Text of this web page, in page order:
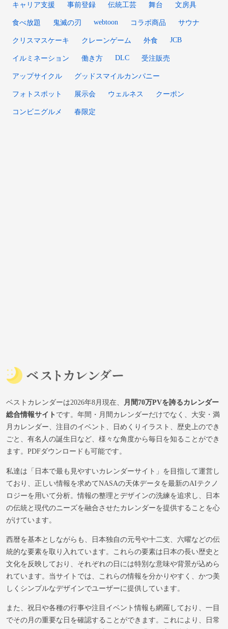
キャリア支援 事前登録 伝統工芸 舞台 文房具
食べ放題 鬼滅の刃 webtoon コラボ商品 サウナ
クリスマスケーキ クレーンゲーム 外食 JCB
イルミネーション 働き方 DLC 受注販売
アップサイクル グッドスマイルカンパニー
フォトスポット 展示会 ウェルネス クーポン
コンビニグルメ 春限定
ベストカレンダーは2026年8月現在、
月間70万PVを誇るカレンダー
総合情報サイトです。年間・月間カレンダーだけでなく、大安・満
月カレンダー、注目のイベント、日めくりイラスト、歴史上のでき
ごと、有名人の誕生日など、様々な角度から毎日を知ることができ
ます。PDFダウンロードも可能です。
私達は「日本で最も見やすいカレンダーサイト」を目指して運営し
ており、正しい情報を求めてNASAの天体データを最新のAIテクノ
ロジーを用いて分析。情報の整理とデザインの洗練を追求し、日本
の伝統と現代のニーズを融合させたカレンダーを提供することを心
がけています。
西暦を基本としながらも、日本独自の元号や十二支、六曜などの伝
統的な要素を取り入れています。これらの要素は日本の長い歴史と
文化を反映しており、それぞれの日には特別な意味や背景が込めら
れています。当サイトでは、これらの情報を分かりやすく、かつ美
しくシンプルなデザインでユーザーに提供しています。
また、祝日や各種の行事や注目イベント情報も網羅しており、一目
でその月の重要な日を確認することができます。これにより、日常